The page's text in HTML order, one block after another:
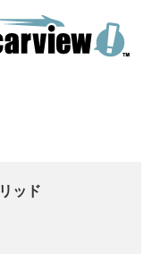
ッド